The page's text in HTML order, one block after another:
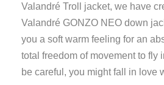
Valandré Troll jacket, we have
Valandré GONZO NEO down
you a soft warm feeling for an
total freedom of movement to fly
be careful, you might fall in love